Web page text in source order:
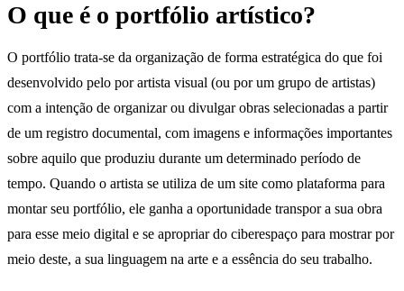
O que é o portfólio artístico?
O portfólio trata-se da organização de forma estratégica do que foi
desenvolvido pelo por artista visual (ou por um grupo de artistas)
com a intenção de organizar ou divulgar obras selecionadas a partir
de um registro documental, com imagens e informações importantes
sobre aquilo que produziu durante um determinado período de
tempo. Quando o artista se utiliza de um site como plataforma para
montar seu portfólio, ele ganha a oportunidade transpor a sua obra
para esse meio digital e se apropriar do ciberespaço para mostrar por
meio deste, a sua linguagem na arte e a essência do seu trabalho.